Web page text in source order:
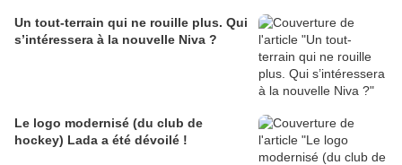
Un tout-terrain qui ne rouille plus. Qui
s’intéressera à la nouvelle Niva ?
Le logo modernisé (du club de
hockey) Lada a été dévoilé !